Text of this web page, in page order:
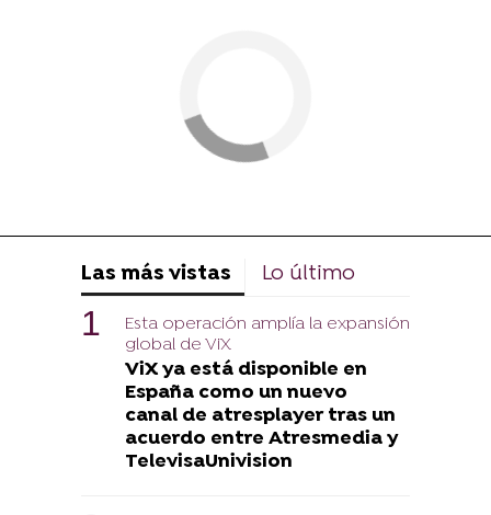
Las más vistas Lo último
Esta operación amplía la expansión
global de ViX
ViX ya está disponible en
España como un nuevo
canal de atresplayer tras un
acuerdo entre Atresmedia y
TelevisaUnivision